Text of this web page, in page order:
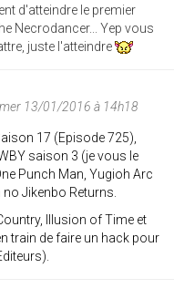
d'atteindre le premier
Necrodancer... Yep vous
juste l'atteindre
13/01/2016 à 14h18
17 (Episode 725),
saison 3 (je vous le
Punch Man, Yugioh Arc
Jikenbo Returns.
Illusion of Time et
train de faire un hack pour